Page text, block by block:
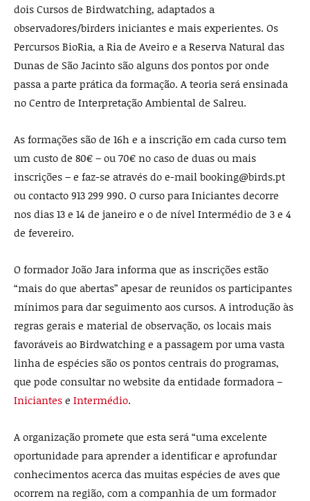
dois Cursos de Birdwatching, adaptados a
observadores/birders iniciantes e mais experientes. Os
Percursos BioRia, a Ria de Aveiro e a Reserva Natural das
Dunas de São Jacinto são alguns dos pontos por onde
passa a parte prática da formação. A teoria será ensinada
no Centro de Interpretação Ambiental de Salreu.
As formações são de 16h e a inscrição em cada curso tem
um custo de 80€ – ou 70€ no caso de duas ou mais
inscrições – e faz-se através do e-mail booking@birds.pt
ou contacto 913 299 990. O curso para Iniciantes decorre
nos dias 13 e 14 de janeiro e o de nível Intermédio de 3 e 4
de fevereiro.
O formador João Jara informa que as inscrições estão
“mais do que abertas” apesar de reunidos os participantes
mínimos para dar seguimento aos cursos. A introdução às
regras gerais e material de observação, os locais mais
favoráveis ao Birdwatching e a passagem por uma vasta
linha de espécies são os pontos centrais do programas,
que pode consultar no website da entidade formadora –
Iniciantes e Intermédio.
A organização promete que esta será “uma excelente
oportunidade para aprender a identificar e aprofundar
conhecimentos acerca das muitas espécies de aves que
ocorrem na região, com a companhia de um formador